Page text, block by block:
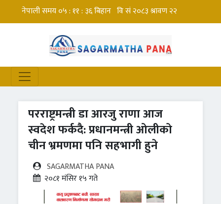
परराष्ट्रमन्त्री डा आरजु राणा आज
स्वदेश फर्कदै: प्रधानमन्त्री ओलीको
चीन भ्रमणमा पनि सहभागी हुने
SAGARMATHA PANA
२०८१ मंसिर १५ गते